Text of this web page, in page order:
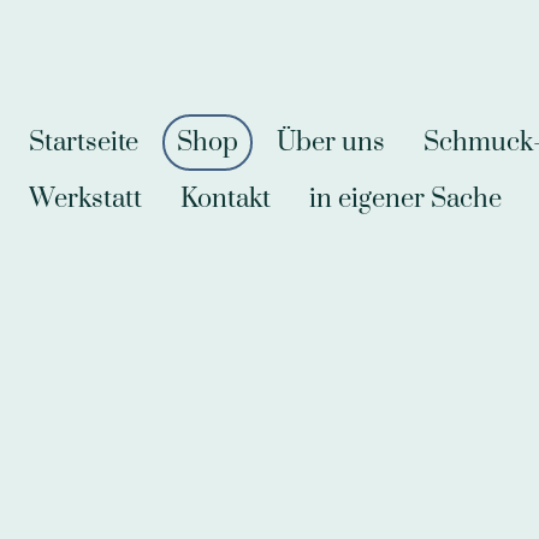
Startseite Shop Über uns
Werkstatt
Kontakt in eigener Sache